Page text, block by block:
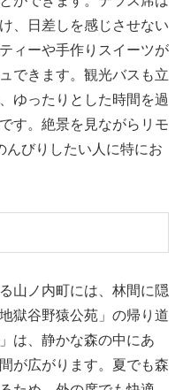
、日差しを感じさせない
ィーや手作りスイーツが
できます。観光バスも立
ゆったりとした時間を過
す。絶景を見ながらリモ
んびりしたい人に特にお
山ノ内町には、林間に隠
獄谷野猿公苑」の帰り道
は、静かな森の中にあ
が広がります。夏でも森